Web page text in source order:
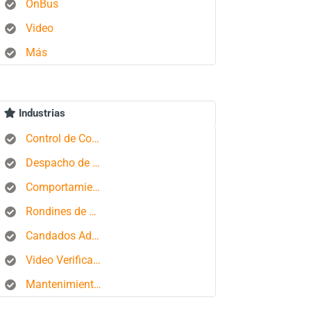
OnBus
Video
Más
Industrias
Control de Combustible
Despacho de Autobuses
Comportamiento del conductor
Rondines de Seguridad
Candados Aduaneros
Video Verificación
Mantenimiento de Flotas